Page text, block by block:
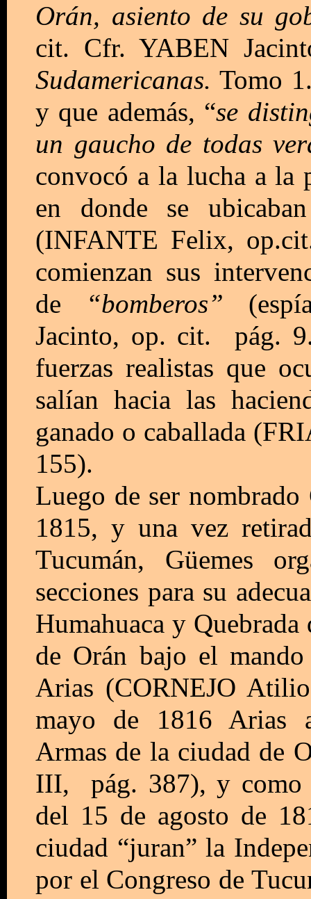
Orán, asiento de su
cit. Cfr. YABEN
Sudamericanas. Tomo
y que además, “se
un gaucho de todas
convocó a la lucha a la
en donde se
(INFANTE Felix,
comienzan sus
de “bomberos”
Jacinto, op. cit. pág.
fuerzas realistas que
salían hacia las
ganado o caballada
155).
Luego de ser
1815, y una vez
Tucumán, Güemes
secciones para su
Humahuaca y
de Orán bajo el
Arias (CORNEJO
mayo de 1816 Arias
Armas de la ciudad de
III, pág. 387), y como
del 15 de agosto de
ciudad “juran” la
por el Congreso de